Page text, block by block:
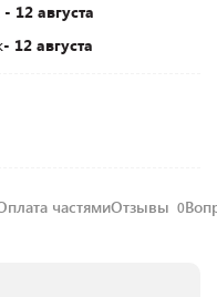
- 12 августа
- 12 августа
частямиОтзывы 0